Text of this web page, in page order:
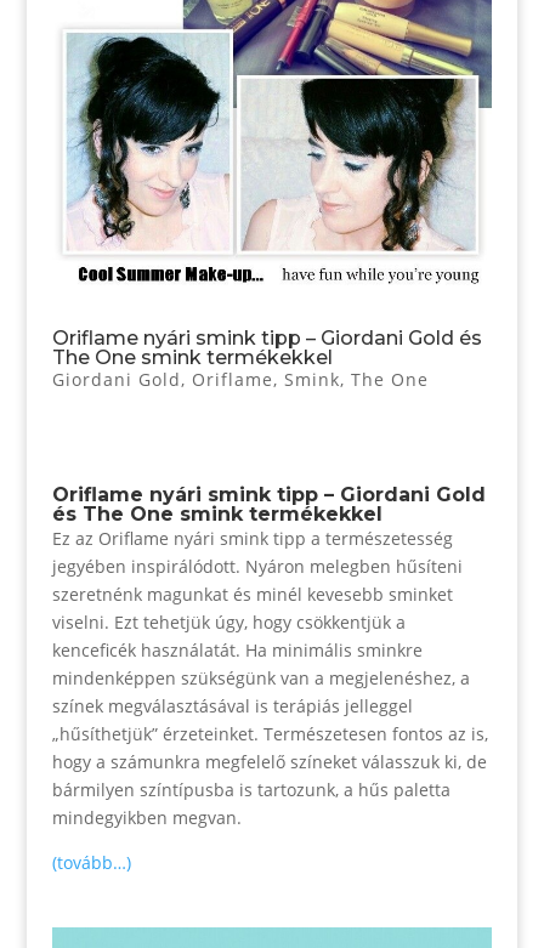
Oriflame nyári smink tipp – Giordani Gold és
The One smink termékekkel
Giordani Gold, Oriflame, Smink, The One
Oriflame nyári smink tipp – Giordani Gold
és The One smink termékekkel
Ez az Oriflame nyári smink tipp a természetesség
jegyében inspirálódott. Nyáron melegben hűsíteni
szeretnénk magunkat és minél kevesebb sminket
viselni. Ezt tehetjük úgy, hogy csökkentjük a
kenceficék használatát. Ha minimális sminkre
mindenképpen szükségünk van a megjelenéshez, a
színek megválasztásával is terápiás jelleggel
„hűsíthetjük” érzeteinket. Természetesen fontos az is,
hogy a számunkra megfelelő színeket válasszuk ki, de
bármilyen színtípusba is tartozunk, a hűs paletta
mindegyikben megvan.
(tovább…)